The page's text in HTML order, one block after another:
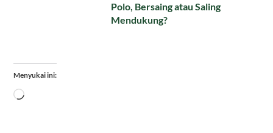
Polo, Bersaing atau Saling
Mendukung?
Menyukai ini:
Memuat...